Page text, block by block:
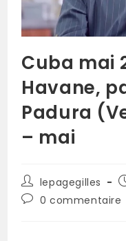
Cuba mai
Havane,
Padura
– mai
lepagegilles
0 commentaire